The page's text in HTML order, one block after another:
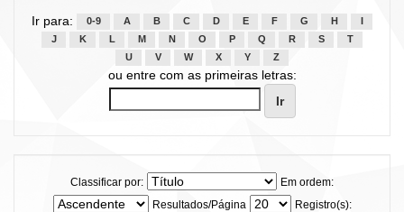
Ir para: 0-9 A B C D E F G H
J
K L M N O P Q R S
T
U
V W X Y Z
ou entre com as primeiras letras:
Classificar por:
Em ordem:
Resultados/Página
Registro(s):